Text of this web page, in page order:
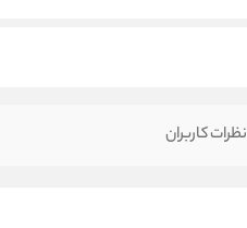
نظرات کاربران